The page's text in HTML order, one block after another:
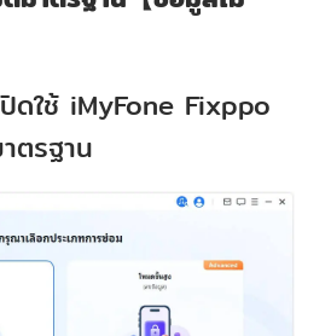
ปิดใช้ iMyFone Fixppo
ตรฐาน